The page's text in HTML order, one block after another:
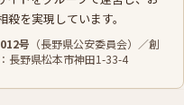
を実現しています。
号 （長野県公安委員会）／創
長野県松本市神田1-33-4